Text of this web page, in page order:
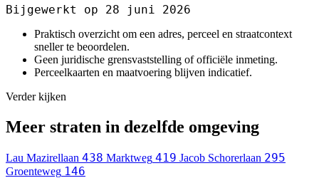
Bijgewerkt op 28 juni 2026
Praktisch overzicht om een adres, perceel en straatcontext
sneller te beoordelen.
Geen juridische grensvaststelling of officiële inmeting.
Perceelkaarten en maatvoering blijven indicatief.
Verder kijken
Meer straten in dezelfde omgeving
Lau Mazirellaan 438 Marktweg 419 Jacob Schorerlaan 295
Groenteweg 146